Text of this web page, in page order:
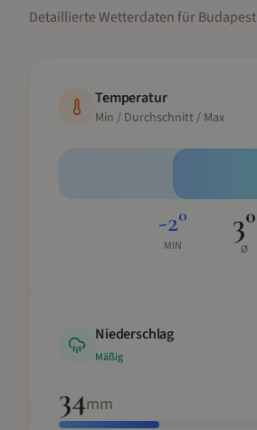
Detaillierte Wetterdaten fürBudapest
Temperatur
Min / Durchschnitt / Max
-2°
MIN
3°
Ø
Niederschlag
Mäßig
34mm